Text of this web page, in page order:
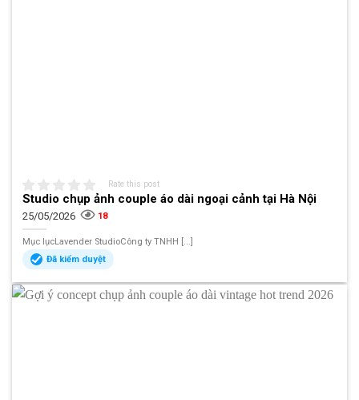
Rate this post
Studio chụp ảnh couple áo dài ngoại cảnh tại Hà Nội
25/05/2026 18
Mục lụcLavender StudioCông ty TNHH [...]
Đã kiểm duyệt